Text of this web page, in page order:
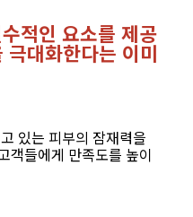
적인 요소를 제공
대화한다는 이미
있는 피부의 잠재력을
객들에게 만족도를 높이